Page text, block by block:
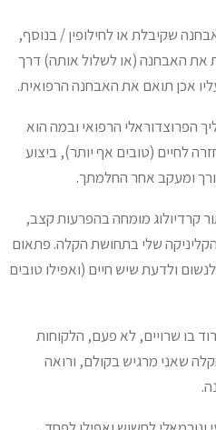
שקיבלת או לחילופין / בנוסף,
האבחנה (או לשלול אותה) דרך
אכן תואם את האבחנה הרפואית.
הרפואי ובמה הוא
(טובים אף יותר), ביצוע
ומעקב אחר החלמתך.
קרדיולוג מומחה בהפרעות קצב,
שלי בתחושת הקלה. פתאום
ולדעת שיש חיים (ואפילו טובים
בו שרויים, לא פעם, הלקוחות
שאני מרגיש בקולם, ורואה